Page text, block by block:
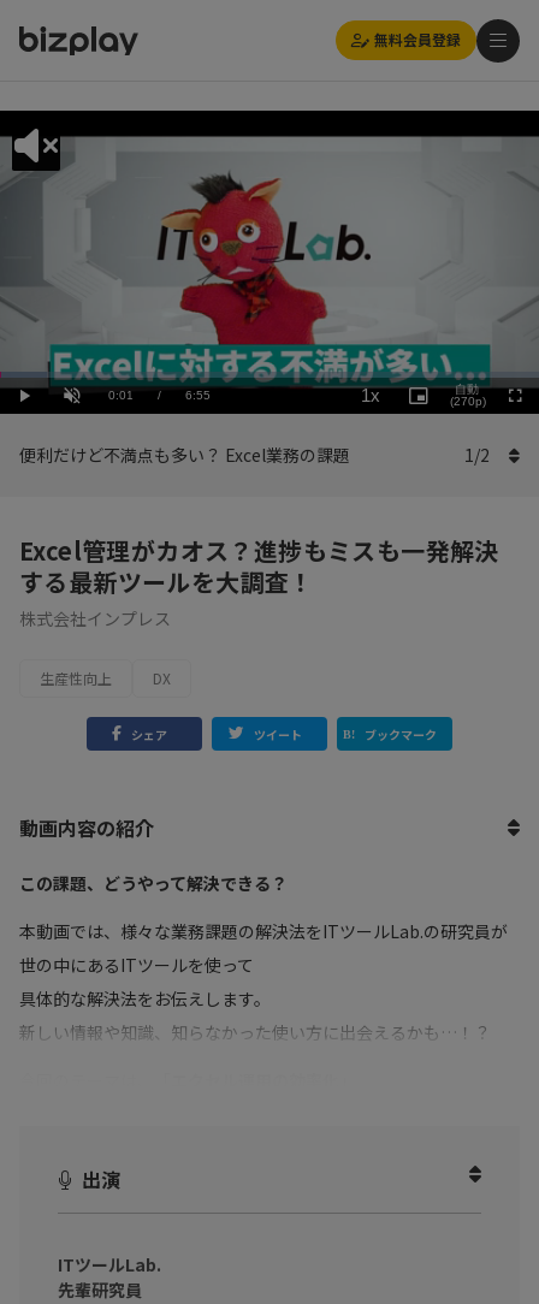
無料会員登録
Play UnmuteCurrent
0:01 / Duration
6:55
Loaded:
8.68%
1x
Playback
Rate
Picture-
in-
自動
(270p)
便利だけど不満点も多い？ Excel業務の課題 1/2
Excel管理がカオス？進捗もミスも一発解決
する最新ツールを大調査！
株式会社インプレス
生産性向上 DX
シェア ツイート ブックマーク
動画内容の紹介
この課題、どうやって解決できる？
本動画では、様々な業務課題の解決法をITツールLab.の研究員が
世の中にあるITツールを使って
具体的な解決法をお伝えします。
新しい情報や知識、知らなかった使い方に出会えるかも…！？
フォーマットがバラバラのため手動で転記したり、確認作業が増
効率的に運用するにはどうしたらよいのでしょうか？
出演
ITツールLab.
先輩研究員